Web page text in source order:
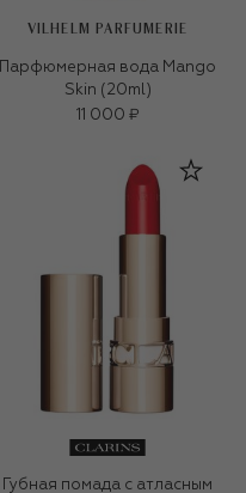
VILHELM PARFUMERIE
Парфюмерная вода Mango
Skin (20ml)
11 000 ₽
Губная помада с атласным